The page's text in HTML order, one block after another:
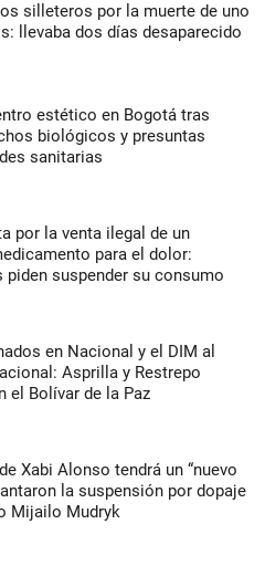
silleteros por la muerte de uno
llevaba dos días desaparecido
estético en Bogotá tras
biológicos y presuntas
sanitarias
por la venta ilegal de un
para el dolor:
piden suspender su consumo
en Nacional y el DIM al
Asprilla y Restrepo
el Bolívar de la Paz
Xabi Alonso tendrá un “nuevo
la suspensión por dopaje
Mijailo Mudryk